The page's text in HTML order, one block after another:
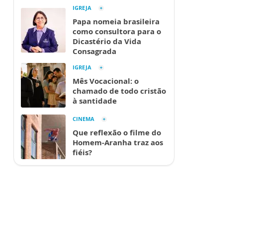
IGREJA
Papa nomeia brasileira
como consultora para o
Dicastério da Vida
Consagrada
IGREJA
Mês Vocacional: o
chamado de todo cristão
à santidade
CINEMA
Que reflexão o filme do
Homem-Aranha traz aos
fiéis?